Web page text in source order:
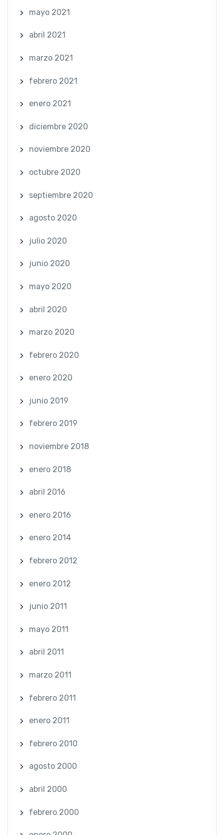
mayo 2021
abril 2021
marzo 2021
febrero 2021
enero 2021
diciembre 2020
noviembre 2020
octubre 2020
septiembre 2020
agosto 2020
julio 2020
junio 2020
mayo 2020
abril 2020
marzo 2020
febrero 2020
enero 2020
junio 2019
febrero 2019
noviembre 2018
enero 2018
abril 2016
enero 2016
enero 2014
febrero 2012
enero 2012
junio 2011
mayo 2011
abril 2011
marzo 2011
febrero 2011
enero 2011
febrero 2010
agosto 2000
abril 2000
febrero 2000